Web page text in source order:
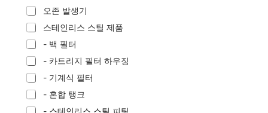
오존 발생기
스테인리스 스틸 제품
- 백 필터
- 카트리지 필터 하우징
- 기계식 필터
- 혼합 탱크